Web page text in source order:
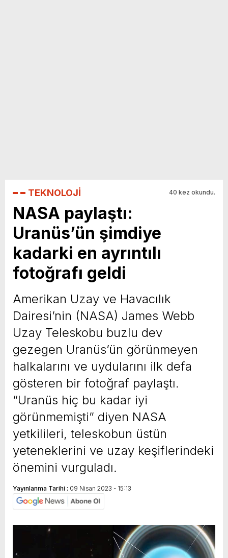
TEKNOLOJİ 40 kez okundu.
NASA paylaştı:
Uranüs’ün şimdiye
kadarki en ayrıntılı
fotoğrafı geldi
Amerikan Uzay ve Havacılık
Dairesi’nin (NASA) James Webb
Uzay Teleskobu buzlu dev
gezegen Uranüs’ün görünmeyen
halkalarını ve uydularını ilk defa
gösteren bir fotoğraf paylaştı.
“Uranüs hiç bu kadar iyi
görünmemişti” diyen NASA
yetkilileri, teleskobun üstün
yeteneklerini ve uzay keşiflerindeki
önemini vurguladı.
Yayınlanma Tarihi : 09 Nisan 2023 - 15:13